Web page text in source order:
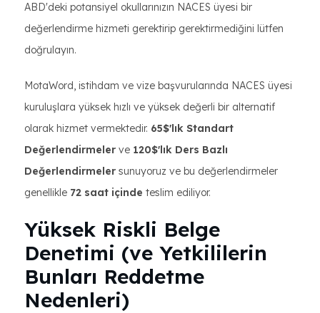
ABD'deki potansiyel okullarınızın NACES üyesi bir
değerlendirme hizmeti gerektirip gerektirmediğini lütfen
doğrulayın.
MotaWord, istihdam ve vize başvurularında NACES üyesi
kuruluşlara yüksek hızlı ve yüksek değerli bir alternatif
olarak hizmet vermektedir. 65$'lık Standart
Değerlendirmeler ve 120$'lık Ders Bazlı
Değerlendirmeler sunuyoruz ve bu değerlendirmeler
genellikle 72 saat içinde teslim ediliyor.
Yüksek Riskli Belge
Denetimi (ve Yetkililerin
Bunları Reddetme
Nedenleri)